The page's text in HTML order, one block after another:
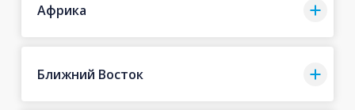
Африка
Ближний Восток